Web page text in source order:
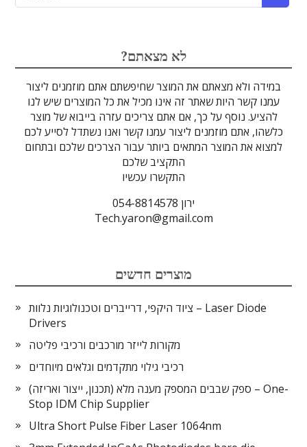
אופטיקה
אופטומכניקה ובקרת תנועה
סיבים אופטיים
מקורות אור
מוליכי אור
לדים
הדמיה ומצלמות
גלאים וחיישנים
מסננים אופטיים
לייזרים ומוצרי בטיחות לייזר
גבישים
ספקטרוסקופיה
אלקטרוניקה
מיגון קרינה
עדשות
מתקנים לרפואה
טרה-הרץ
מוצרי קוורץ
זכוכיות וציפויים
מוצרים אחרים
?לא מצאתם
במידה ולא מצאתם את המוצר שחיפשתם אתם מוזמנים ליצור
עמנו קשר היות שאתר זה אינו מכיל את כל המוצרים שיש לנו
להציע. נוסף על כך, אם אתם צריכים עזרה בייבוא של מוצר
כלשהו, אתם מוזמנים ליצור עמנו קשר ואנו נשתדל לסייע לכם
למצוא את המוצר המתאים ביותר עבור הצרכים שלכם ובתחום
התקציב שלכם
התקשרו עכשיו
ירון 054-8814578
Tech.yaron@gmail.com
מוצרים חדשים
ציוד היקפי, דרייברים וטכנולוגיות נלוות – Laser Diode
Drivers
מקורות לייזר מורכבים ורכיבי פליטה
רכיבי גילוי מתקדמים וגלאים מיוחדים
ספק שבבים המספק מענה מלא (תכנון, ייצור ואריזה) – One-
Stop IDM Chip Supplier
Ultra Short Pulse Fiber Laser 1064nm